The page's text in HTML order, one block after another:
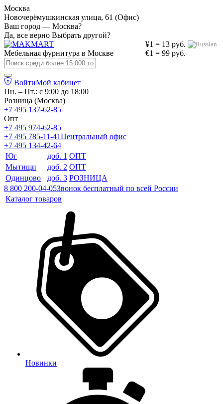
Москва
Новочерёмушкинская улица, 61 (Офис)
Ваш город — Москва?
Да, все верно Выбрать другой?
¥1 = 13 руб.
€1 = 99 руб.
Мебельная фурнитура в Москве
ВойтиМой кабинет
Пн. – Пт.: с 9:00 до 18:00
Розница (Москва)
+7 495 137-62-85
Опт
+7 495 974-62-85
+7 495 785-11-41Центральный офис
+7 495 134-42-64
Юг
доб. 1 ОПТ
Мытищи
доб. 2 ОПТ
Одинцово
доб. 3 РОЗНИЦА
8 800 200-04-05Звонок бесплатный по всей России
Каталог товаров
Новинки